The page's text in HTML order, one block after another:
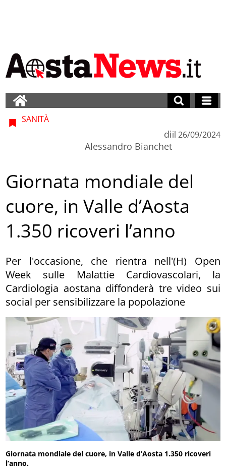
SANITÀ
di
Alessandro Bianchet
il 26/09/2024
Giornata mondiale del
cuore, in Valle d’Aosta
1.350 ricoveri l’anno
Per l'occasione, che rientra nell'(H) Open
Week sulle Malattie Cardiovascolari, la
Cardiologia aostana diffonderà tre video sui
social per sensibilizzare la popolazione
Giornata mondiale del cuore, in Valle d’Aosta 1.350 ricoveri
l’anno.